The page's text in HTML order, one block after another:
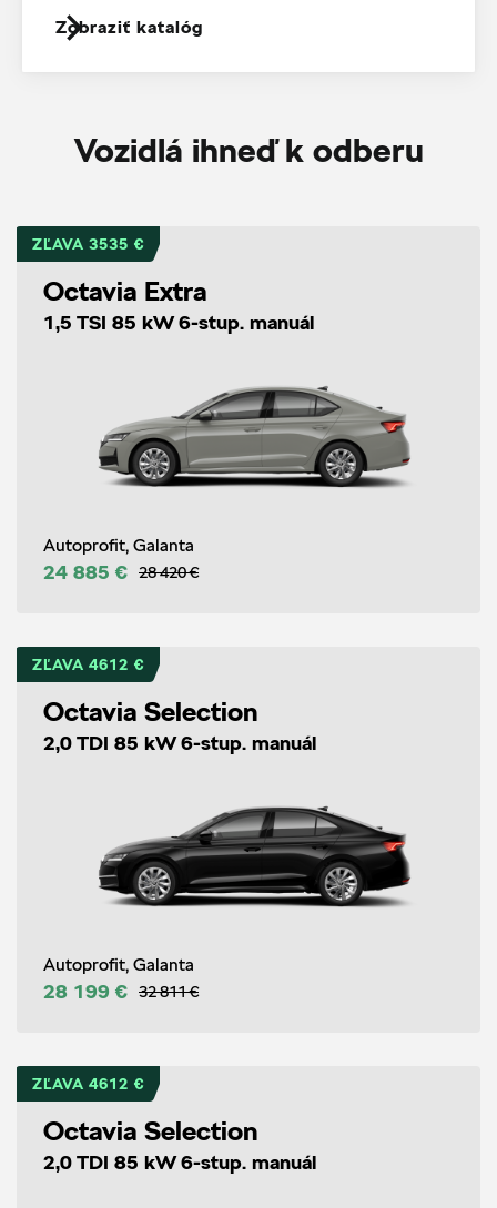
Zobraziť katalóg
Vozidlá ihneď k odberu
ZĽAVA 3535 €
Octavia Extra
1,5 TSI 85 kW 6-stup. manuál
Autoprofit, Galanta
24 885 € 28 420 €
ZĽAVA 4612 €
Octavia Selection
2,0 TDI 85 kW 6-stup. manuál
Autoprofit, Galanta
28 199 € 32 811 €
ZĽAVA 4612 €
Octavia Selection
2,0 TDI 85 kW 6-stup. manuál